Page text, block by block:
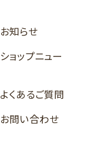
お知らせ
ショップニュー
よくあるご質問
お問い合わせ